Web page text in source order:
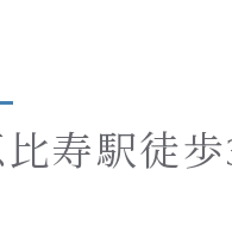
比寿駅徒